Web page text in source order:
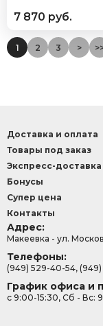
7 870 руб.
1 2 3 >
Доставка и оплата
Товары под заказ
Экспресс-доставка
Бонусы
Супер цена
Контакты
Адрес:
Макеевка - ул.
Телефоны:
(949) 529-40-54,
График офиса и
с 9:00-15:30, Сб - Вс: